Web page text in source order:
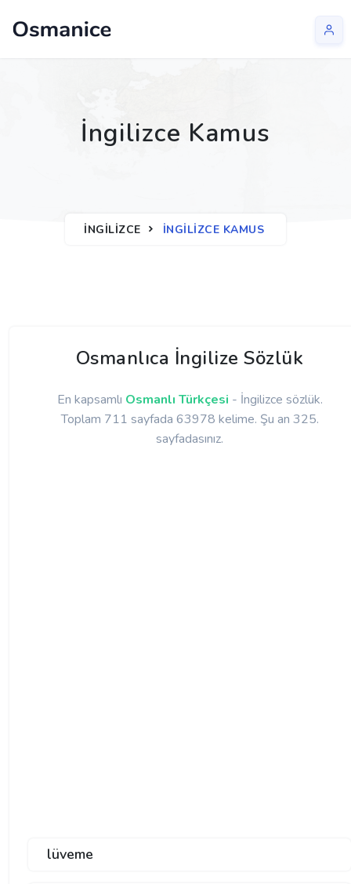
İngilizce Kamus
İNGILIZCE İNGILIZCE KAMUS
Osmanlıca İngilize Sözlük
En kapsamlı Osmanlı Türkçesi - İngilizce sözlük.
Toplam 711 sayfada 63978 kelime. Şu an 325.
sayfadasınız.
lüveme